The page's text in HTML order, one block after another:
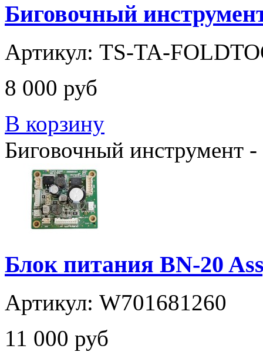
Биговочный
Артикул: TS-TA-
8 000 руб
В корзину
Биговочный инструмент
Блок питания BN-20
Артикул: W701681260
11 000 руб